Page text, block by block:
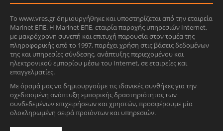
Το www.vres.gr δημιουργήθηκε και υποστηρίζεται από την εταιρεία
Marinet ΕΠΕ. Η Marinet ΕΠΕ, εταιρία παροχής υπηρεσιών Internet,
με μακρόχρονη συνεπή και επιτυχή παρουσία στον τομέα της
πληροφορικής από το 1997, παρέχει χρήση στις βάσεις δεδομένων
της και υπηρεσίες σύνδεσης, ανάπτυξης περιεχομένου και
ηλεκτρονικού εμπορίου μέσω του Internet, σε εταιρείες και
επαγγελματίες.
Με όραμά μας να δημιουργούμε τις ιδανικές συνθήκες για την
σχεδιασμένη ανάπτυξη εμπορικής δραστηριότητας των
συνδεδεμένων επιχειρήσεων και χρηστών, προσφέρουμε μία
ολοκληρωμένη σειρά προϊόντων και υπηρεσιών.